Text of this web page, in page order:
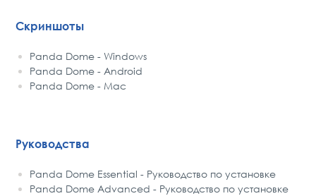
Скриншоты
Panda Dome - Windows
Panda Dome - Android
Panda Dome - Mac
Руководства
Panda Dome Essential - Руководство по установке
Panda Dome Advanced - Руководство по установке